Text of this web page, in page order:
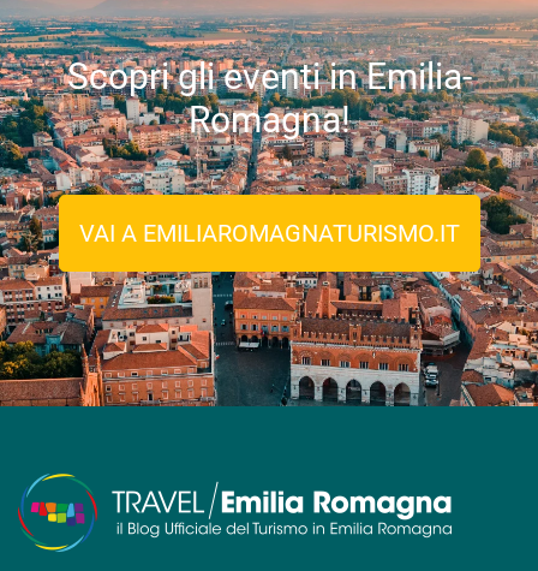
Scopri gli eventi in Emilia-
Romagna!
VAI A EMILIAROMAGNATURISMO.IT